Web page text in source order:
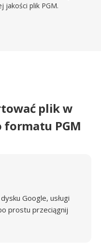
jakości plik PGM.
plik w
formatu PGM
Google, usługi
prostu przeciągnij